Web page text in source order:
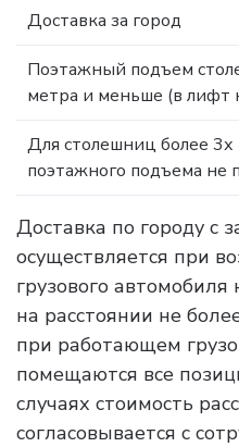
Доставка за город
Поэтажный подъем
метра и меньше (в лифт
Для столешниц более 3х
поэтажного подъема не
Доставка по городу с
осуществляется при
грузового
на расстоянии не
при работающем
помещаются все
случаях стоимость
согласовывается с